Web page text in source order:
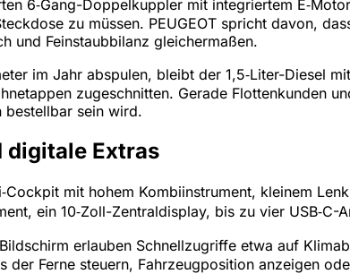
6‑Gang-Doppelkuppler mit integriertem
zu müssen. PEUGEOT spricht davon,
und Feinstaubbilanz gleichermaßen.
im Jahr abspulen, bleibt der 1,5‑Liter-Diesel
zugeschnitten. Gerade Flottenkunden
bestellbar sein wird.
digitale Extras
mit hohem Kombiinstrument, kleinem
ein 10‑Zoll-Zentraldisplay, bis zu vier
erlauben Schnellzugriffe etwa auf
der Ferne steuern, Fahrzeugposition anzeigen